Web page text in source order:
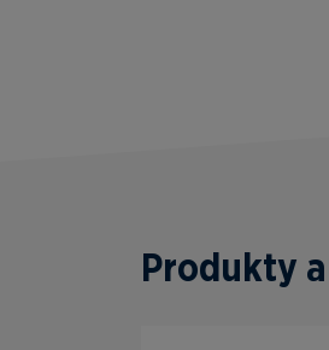
Produkty